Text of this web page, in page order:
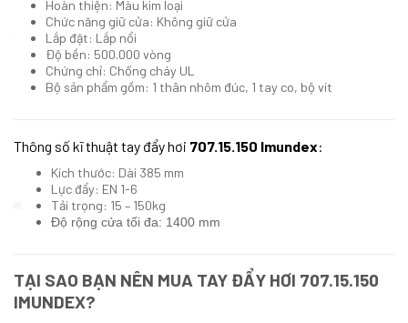
Hoàn thiện: Màu kim loại
Chức năng giữ cửa: Không giữ cửa
Lắp đặt: Lắp nổi
Độ bền: 500.000 vòng
Chứng chỉ: Chống cháy UL
Bộ sản phẩm gồm: 1 thân nhôm đúc, 1 tay co, bộ vít
Thông số kĩ thuật tay đẩy hơi 707.15.150 Imundex:
Kích thước: Dài 385 mm
Lực đẩy: EN 1-6
Tải trọng: 15 – 150kg
Độ rộng cửa tối đa: 1400 mm
TẠI SAO BẠN NÊN MUA TAY ĐẨY HƠI 707.15.150
IMUNDEX?